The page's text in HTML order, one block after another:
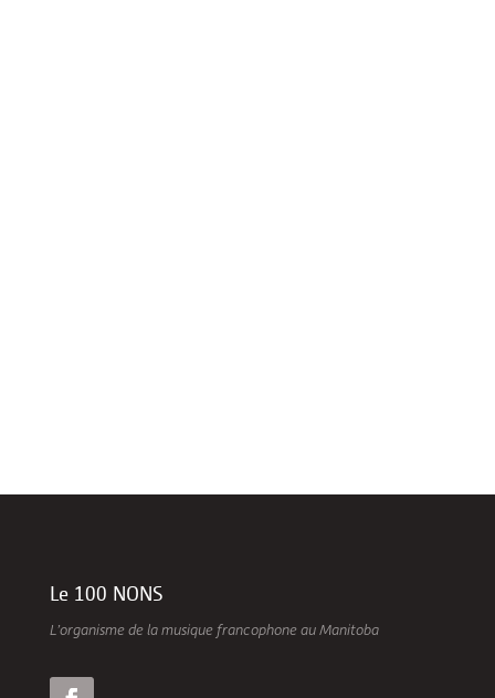
Le 100 NONS
L’organisme de la musique francophone au Manitoba